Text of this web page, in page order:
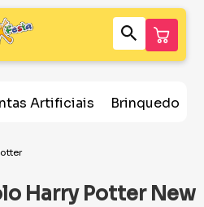
Artificiais Brinquedos
Harry Potter New